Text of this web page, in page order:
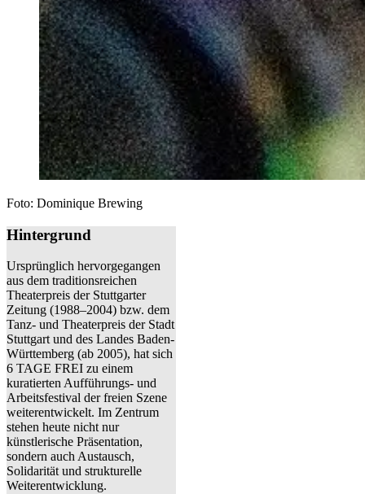
Foto: Dominique Brewing
Hintergrund
Ursprünglich hervorgegangen
aus dem traditionsreichen
Theaterpreis der Stuttgarter
Zeitung (1988–2004) bzw. dem
Tanz- und Theaterpreis der Stadt
Stuttgart und des Landes Baden-
Württemberg (ab 2005), hat sich
6 TAGE FREI zu einem
kuratierten Aufführungs- und
Arbeitsfestival der freien Szene
weiterentwickelt. Im Zentrum
stehen heute nicht nur
künstlerische Präsentation,
sondern auch Austausch,
Solidarität und strukturelle
Weiterentwicklung.